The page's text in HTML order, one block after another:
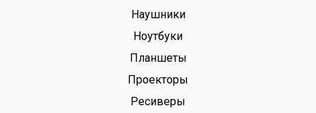
Наушники
Ноутбуки
Планшеты
Проекторы
Ресиверы